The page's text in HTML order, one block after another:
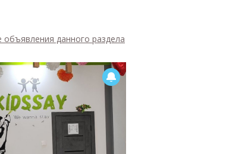
объявления данного раздела